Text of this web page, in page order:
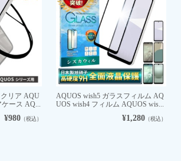
リア AQU
ケース AQ...
¥980（税込）
AQUOS wish5 ガラスフィルム AQ
UOS wish4 フィルム AQUOS wis...
¥1,280 （税込）